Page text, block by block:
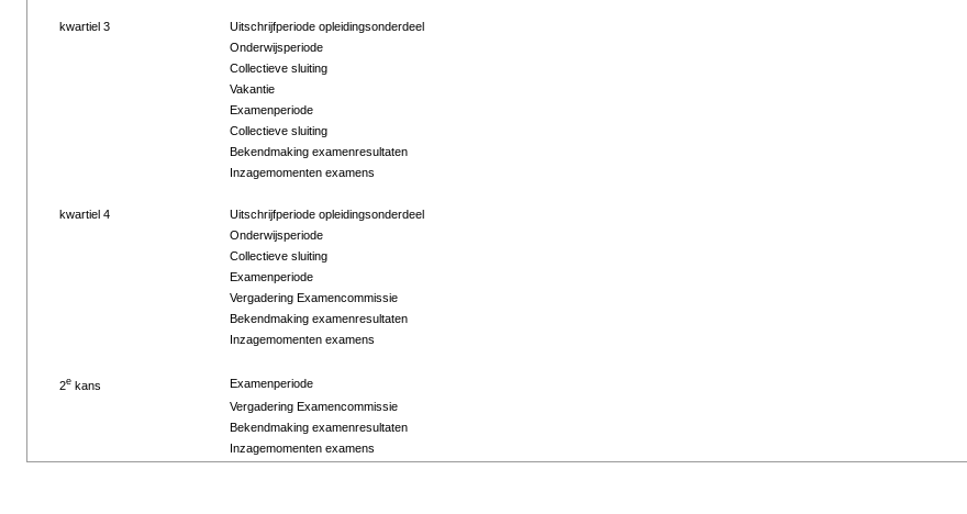
kwartiel 3 Uitschrijfperiode opleidingsonderdeel
Onderwijsperiode
Collectieve sluiting
Vakantie
Examenperiode
Collectieve sluiting
Bekendmaking examenresultaten
Inzagemomenten examens
kwartiel 4 Uitschrijfperiode opleidingsonderdeel
Onderwijsperiode
Collectieve sluiting
Examenperiode
Vergadering Examencommissie
Bekendmaking examenresultaten
Inzagemomenten examens
2e kans Examenperiode
Vergadering Examencommissie
Bekendmaking examenresultaten
Inzagemomenten examens